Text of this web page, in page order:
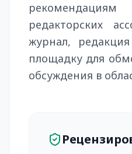
редакторских
журнал,
площадку для
обсуждения в